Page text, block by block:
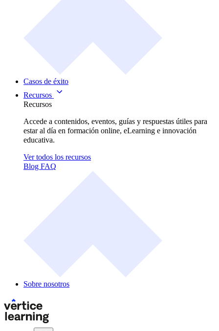
Casos de éxito
Recursos
Recursos
Accede a contenidos, eventos, guías y respuestas útiles para
estar al día en formación online, eLearning e innovación
educativa.
Ver todos los recursos
Blog FAQ
Sobre nosotros